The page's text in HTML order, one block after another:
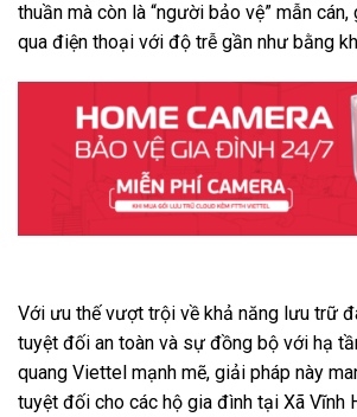
thuần mà còn là “người bảo vệ” mẫn
qua điện thoại với độ trễ gần như bằng
Với ưu thế vượt trội về khả năng lưu trữ
tuyệt đối an toàn và sự đồng bộ với hạ
quang Viettel mạnh mẽ, giải pháp này
tuyệt đối cho các hộ gia đình tại Xã Vĩnh